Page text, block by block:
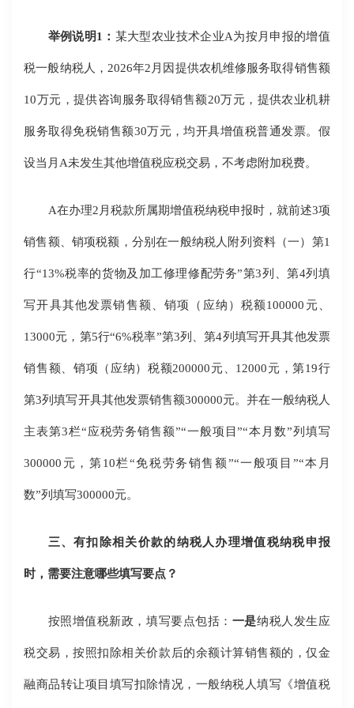
举例说明1： 某大型农业技术企业A为按月申报的增值
税一般纳税人，2026年2月因提供农机维修服务取得销售额
10万元，提供咨询服务取得销售额20万元，提供农业机耕
服务取得免税销售额30万元，均开具增值税普通发票。假
设当月A未发生其他增值税应税交易，不考虑附加税费。
A在办理2月税款所属期增值税纳税申报时，就前述3项
销售额、销项税额，分别在一般纳税人附列资料（一）第1
行“13%税率的货物及加工修理修配劳务”第3列、第4列填
写开具其他发票销售额、销项（应纳）税额100000元、
13000元，第5行“6%税率”第3列、第4列填写开具其他发票
销售额、销项（应纳）税额200000元、12000元，第19行
第3列填写开具其他发票销售额300000元。并在一般纳税人
主表第3栏“应税劳务销售额”“一般项目”“本月数”列填写
300000元，第10栏“免税劳务销售额”“一般项目”“本月
数”列填写300000元。
三、有扣除相关价款的纳税人办理增值税纳税申报
时，需要注意哪些填写要点？
按照增值税新政，填写要点包括： 一是纳税人发生应
税交易，按照扣除相关价款后的余额计算销售额的，仅金
融商品转让项目填写扣除情况，一般纳税人填写《增值税